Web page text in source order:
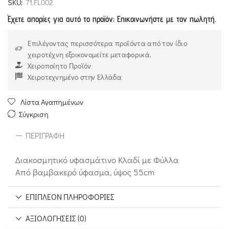
SKU: 71.FL002
Έχετε απορίες για αυτό το προϊόν; Επικοινωνήστε με τον πωλητή.
Επιλέγοντας περισσότερα προϊόντα από τον ίδιο
χειροτέχνη εξοικονομείτε μεταφορικά.
Χειροποίητο Προϊόν
Χειροτεχνημένο στην Ελλάδα
Λίστα Αγαπημένων
Σύγκριση
ΠΕΡΙΓΡΑΦΉ
Διακοσμητικό υφασμάτινο Κλαδί με Φύλλα
Από βαμβακερό ύφασμα, ύψος 55cm
ΕΠΙΠΛΈΟΝ ΠΛΗΡΟΦΟΡΊΕΣ
ΑΞΙΟΛΟΓΉΣΕΙΣ (0)